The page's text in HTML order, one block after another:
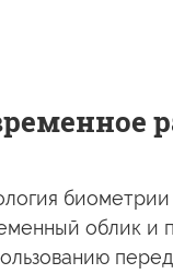
облик и